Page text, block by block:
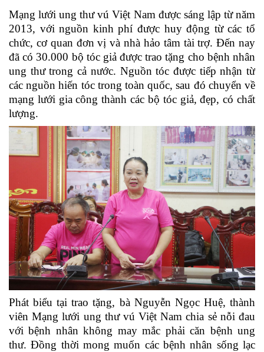
Mạng lưới ung thư vú Việt Nam được sáng lập từ năm
2013, với nguồn kinh phí được huy động từ các tổ
chức, cơ quan đơn vị và nhà hảo tâm tài trợ. Đến nay
đã có 30.000 bộ tóc giả được trao tặng cho bệnh nhân
ung thư trong cả nước. Nguồn tóc được tiếp nhận từ
các nguồn hiến tóc trong toàn quốc, sau đó chuyển về
mạng lưới gia công thành các bộ tóc giả, đẹp, có chất
lượng.
Phát biểu tại trao tặng, bà Nguyễn Ngọc Huệ, thành
viên Mạng lưới ung thư vú Việt Nam chia sẻ nỗi đau
với bệnh nhân không may mắc phải căn bệnh ung
thư. Đồng thời mong muốn các bệnh nhân sống lạc